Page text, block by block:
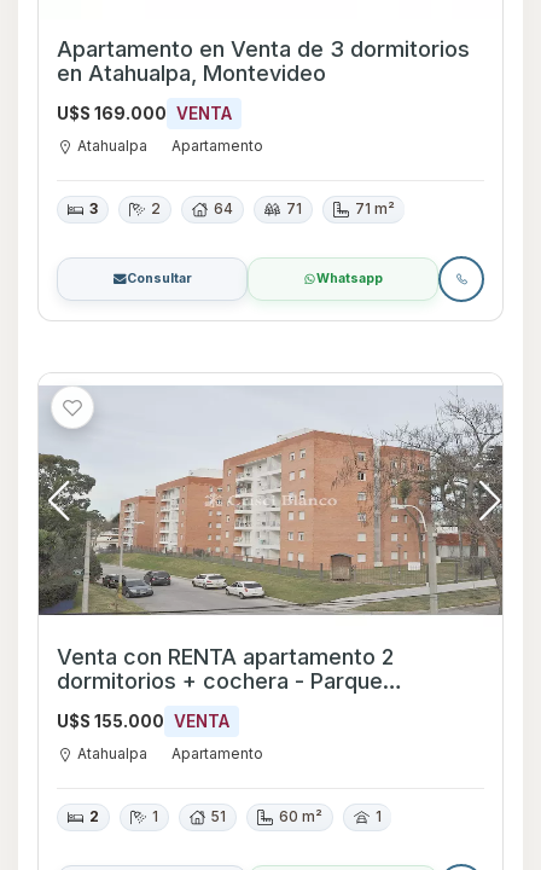
Apartamento en Venta de 3 dormitorios
en Atahualpa, Montevideo
U$S 169.000 VENTA
Atahualpa Apartamento
3 2 64 71 71 m²
Consultar Whatsapp
Venta con RENTA apartamento 2
dormitorios + cochera - Parque
Atahualpa - Ref 122
U$S 155.000 VENTA
Atahualpa Apartamento
2 1 51 60 m² 1